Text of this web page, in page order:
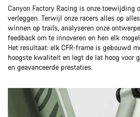
Canyon Factory Racing is onze toewijding
verleggen. Terwijl onze racers alles op
winnen op trails, analyseren onze
feedback om te innoveren en hen elk
Het resultaat: elk CFR-frame is gebouwd
hoogste kwaliteit en legt de lat hoog voor
en geavanceerde prestaties.